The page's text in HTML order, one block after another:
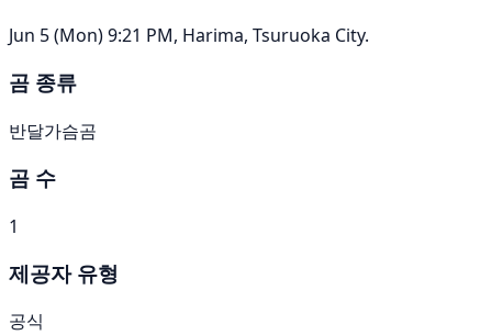
Jun 5 (Mon) 9:21 PM, Harima, Tsuruoka City.
곰 종류
반달가슴곰
곰 수
1
제공자 유형
공식